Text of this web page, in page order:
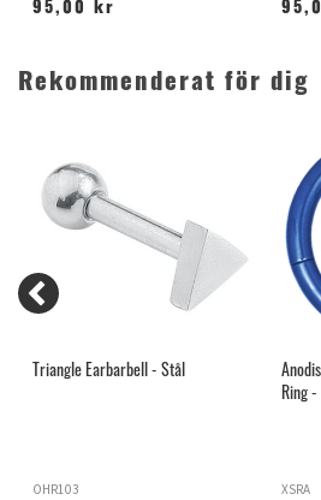
95,00 kr
Rekommenderat för dig
Triangle Earbarbell - Stål
OHR103
Ring -
XSRA